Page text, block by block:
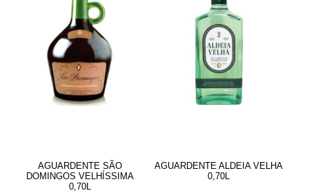
AGUARDENTE SÃO
DOMINGOS VELHÍSSIMA
0,70L
AGUARDENTE ALDEIA VELHA
0,70L